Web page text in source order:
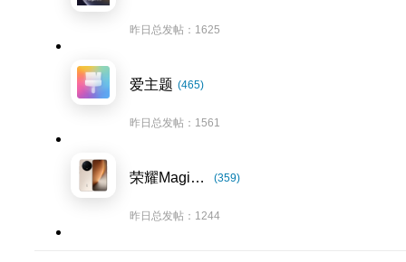
昨日总发帖：1625
爱主题 (465)
昨日总发帖：1561
荣耀Magic8系列 (359)
昨日总发帖：1244